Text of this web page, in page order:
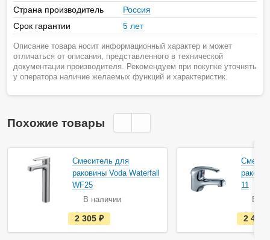
Страна производитель
Россия
Срок гарантии
5 лет
Описание товара носит информационный характер и может
отличаться от описания, представленного в технической
документации производителя. Рекомендуем при покупке уточнять
у оператора наличие желаемых функций и характеристик.
Похожие товары
Смеситель для
раковины Voda Waterfall
WF25
В наличии
е
с
т
2 305
11
В
2 479